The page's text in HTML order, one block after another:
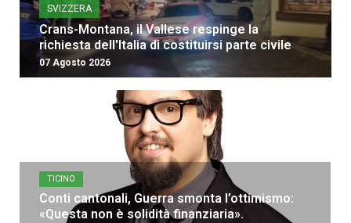
SVIZZERA
Crans-Montana, il Vallese respinge la
richiesta dell'Italia di costituirsi parte civile
07 Agosto 2026
TICINO
Conti cantonali, Guerra smonta l’ottimismo:
«Questa non è solidità finanziaria».